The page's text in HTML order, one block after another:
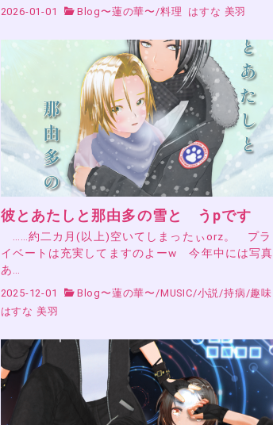
2026-01-01 Blog〜蓮の華〜/料理 はすな 美羽
彼とあたしと那由多の雪と うpです
……約二カ月(以上)空いてしまったぃorz。 プラ
イベートは充実してますのよーw 今年中には写真
あ…
2025-12-01 Blog〜蓮の華〜 /MUSIC/小説 /持病 /趣味
はすな 美羽